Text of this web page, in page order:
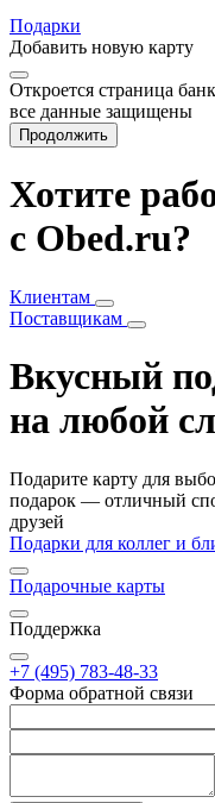
Подарки
Добавить новую карту
Откроется страница
все данные защищены
Продолжить
Хотите
с Obed.ru?
Клиентам
Поставщикам
Вкусный
на любой
Подарите карту для
подарок — отличный
друзей
Подарки для коллег и
Подарочные карты
Поддержка
+7 (495) 783-48-33
Форма обратной связи